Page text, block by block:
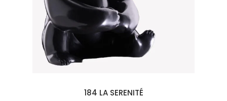
184 LA SERENITÉ